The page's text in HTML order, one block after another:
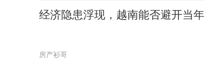
经济隐患浮现，越南能否避开当
房产衫哥